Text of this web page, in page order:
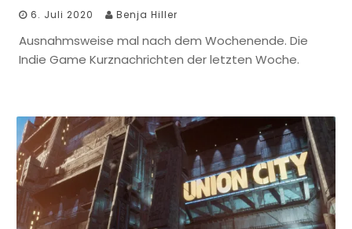
6. Juli 2020 Benja Hiller
Ausnahmsweise mal nach dem Wochenende. Die
Indie Game Kurznachrichten der letzten Woche.